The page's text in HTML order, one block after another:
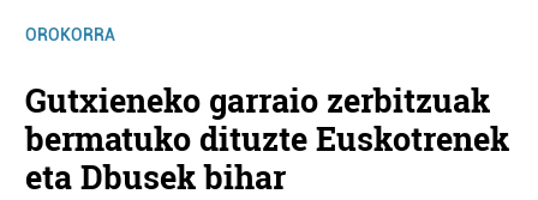
OROKORRA
Gutxieneko garraio zerbitzuak
bermatuko dituzte Euskotrenek
eta Dbusek bihar